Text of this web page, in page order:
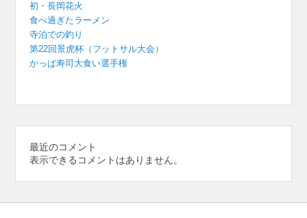
初・長岡花火
食べ過ぎたラーメン
寺泊での釣り
第22回景虎杯（フットサル大会）
かっぱ寿司大食い選手権
最近のコメント
表示できるコメントはありません。